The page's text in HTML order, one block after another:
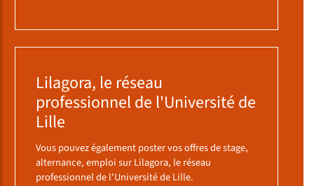
Lilagora, le réseau
professionnel de l'Université de
Lille
Vous pouvez également poster vos offres de stage,
alternance, emploi sur Lilagora, le réseau
professionnel de l'Université de Lille.